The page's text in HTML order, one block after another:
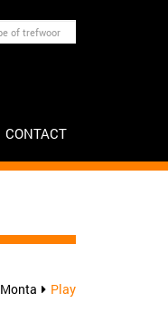
CONTACT
Monta Play